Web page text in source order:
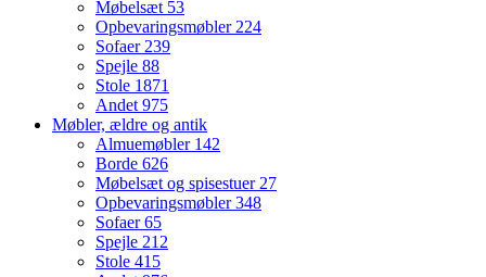
Møbelsæt 53
Opbevaringsmøbler 224
Sofaer 239
Spejle 88
Stole 1871
Andet 975
Møbler, ældre og antik
Almuemøbler 142
Borde 626
Møbelsæt og spisestuer 27
Opbevaringsmøbler348
Sofaer65
Spejle 212
Stole 415